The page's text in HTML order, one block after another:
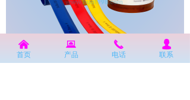
낀
首页
뀵
产品
끅
电话
넙
联系